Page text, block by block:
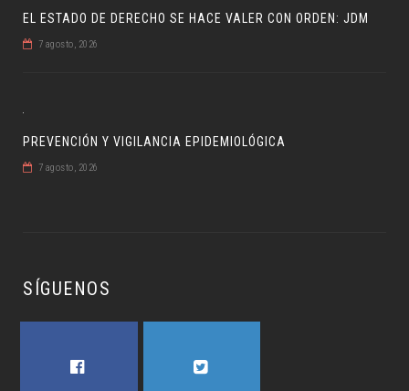
EL ESTADO DE DERECHO SE HACE VALER CON ORDEN: JDM
7 agosto, 2026
PREVENCIÓN Y VIGILANCIA EPIDEMIOLÓGICA
7 agosto, 2026
SÍGUENOS